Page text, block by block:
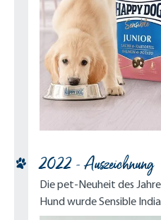
2022 - Auszeichnung
Die pet-Neuheit des
Hund wurde Sensible India